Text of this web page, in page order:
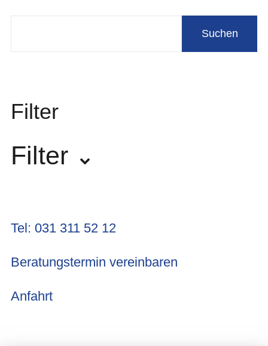
Filter
Filter
Tel: 031 311 52 12
Beratungstermin vereinbaren
Anfahrt